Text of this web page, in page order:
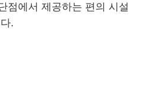
점에서 제공하는 편의 시설
.